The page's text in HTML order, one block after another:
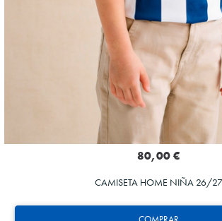
80,00 €
CAMISETA HOME NIÑA 26/27